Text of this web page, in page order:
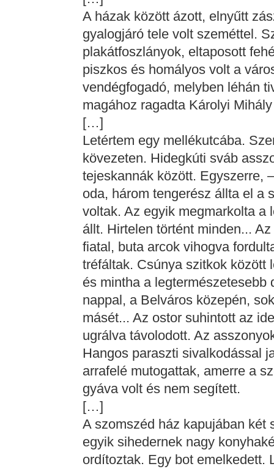
A házak között ázott, elnyűtt
gyalogjáró tele volt szeméttel.
plakátfoszlányok, eltaposott
piszkos és homályos volt a
vendégfogadó, melyben léhán
magához ragadta Károlyi
[…]
Letértem egy mellékutcába.
kövezeten. Hidegkúti sváb
tejeskannák között. Egyszerre,
oda, három tengerész állta el a
voltak. Az egyik megmarkolta a
állt. Hirtelen történt minden...
fiatal, buta arcok vihogva
tréfáltak. Csúnya szitkok között
és mintha a
nappal, a Belváros közepén,
másét... Az ostor suhintott az
ugrálva távolodott. Az
Hangos paraszti sivalkodással
arrafelé mutogattak, amerre a
gyáva volt és nem segített.
[…]
A szomszéd ház kapujában két
egyik sihedernek nagy
ordítoztak. Egy bot emelkedett.